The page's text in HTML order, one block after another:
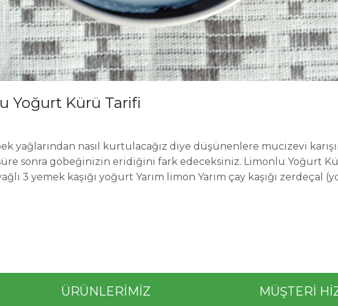
Yoğurt Kürü Tarifi
yağlarından nasıl kurtulacağız diye düşünenlere mucizevi
sonra göbeğinizin eridiğini fark edeceksiniz. Limonlu Yoğurt
3 yemek kaşığı yoğurt Yarım limon Yarım çay kaşığı zerdeçal
ÜRÜNLERİMİZ MÜŞTERİ